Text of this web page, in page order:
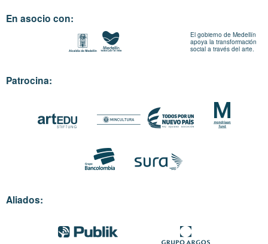
En asocio con:
El gobierno de Medellín
apoya la transformación
social a través del arte.
Patrocina:
Aliados: